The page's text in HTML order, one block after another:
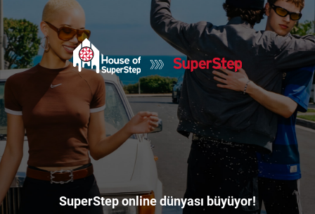
SuperStep online dünyası büyüyor!